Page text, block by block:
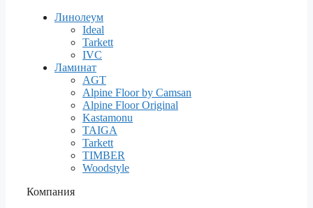
Линолеум
Ideal
Tarkett
IVC
Ламинат
AGT
Alpine Floor by Camsan
Alpine Floor Original
Kastamonu
TAIGA
Tarkett
TIMBER
Woodstyle
Компания